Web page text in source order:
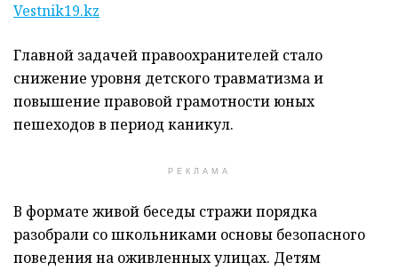
Vestnik19.kz
Главной задачей правоохранителей стало
снижение уровня детского травматизма и
повышение правовой грамотности юных
пешеходов в период каникул.
РЕКЛАМА
В формате живой беседы стражи порядка
разобрали со школьниками основы безопасного
поведения на оживленных улицах. Детям